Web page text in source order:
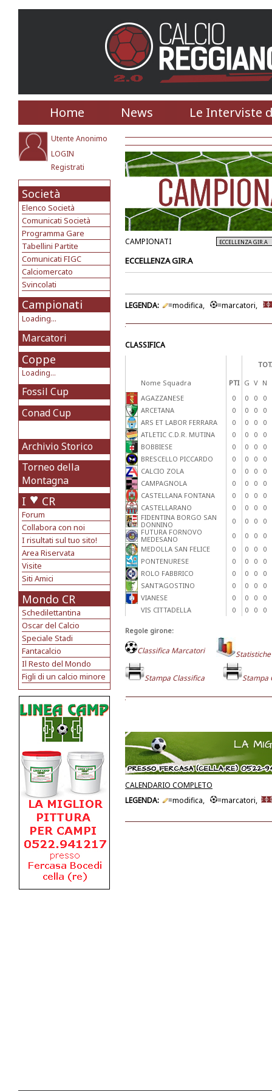
Home News Le Interviste
Utente Anonimo
LOGIN
Registrati
Società
Elenco Società
Comunicati Società
Programma Gare
Tabellini Partite
Comunicati FIGC
Calciomercato
Svincolati
Campionati
Loading...
Marcatori
Coppe
Loading...
Fossil Cup
Conad Cup
Archivio Storico
Torneo della
Montagna
I CR
Forum
Collabora con noi
I risultati sul tuo sito!
Area Riservata
Visite
Siti Amici
Mondo CR
Schedilettantina
Oscar del Calcio
Speciale Stadi
Fantacalcio
Il Resto del Mondo
Figli di un calcio minore
CAMPIONATI
ECCELLENZA GIR.A
LEGENDA: =modifica, =marcatori,
CLASSIFICA
Nome Squadra
PTI G V N
AGAZZANESE
0 0 0
0
ARCETANA
0 0 0
0
ARS ET LABOR FERRARA
0 0 0
0
ATLETIC C.D.R. MUTINA
0 0 0
0
BOBBIESE
0 0 0
0
BRESCELLO PICCARDO
0 0 0
0
CALCIO ZOLA
0 0 0
0
CAMPAGNOLA
0 0 0
0
CASTELLANA FONTANA
0 0 0
0
CASTELLARANO
0 0 0
0
FIDENTINA BORGO SAN
DONNINO
0 0 0
0
FUTURA FORNOVO
MEDESANO
0 0 0
0
MEDOLLA SAN FELICE
0 0 0
0
PONTENURESE
0 0 0
0
ROLO FABBRICO
0 0 0
0
SANT'AGOSTINO
0 0 0
0
VIANESE
0 0 0
0
VIS CITTADELLA
0 0 0 0
Regole girone:
Classifica Marcatori
Stampa Classifica Stampa
CALENDARIO COMPLETO
LEGENDA:
=modifica, =marcatori,